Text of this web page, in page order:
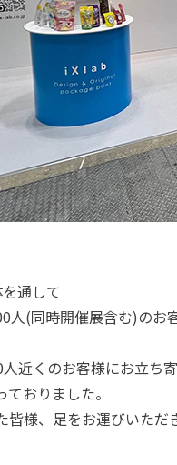
通して
人(同時開催展含む)のお
近くのお客様にお立ち寄
おりました。
皆様、足をお運びいただ